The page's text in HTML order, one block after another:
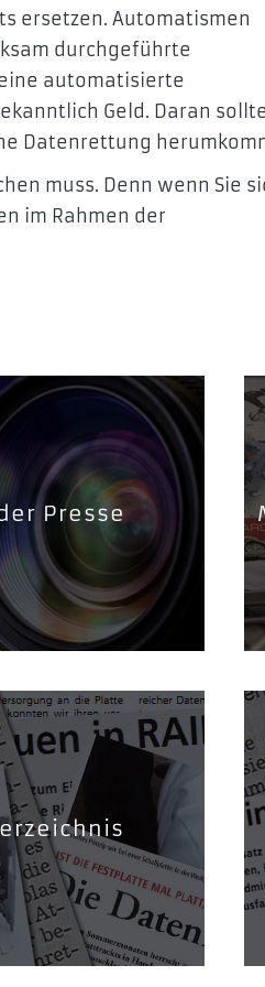
ersetzen. Automatismen
durchgeführte
automatisierte
Geld. Daran sollte
Datenrettung
muss. Denn wenn Sie
im Rahmen der
Presse